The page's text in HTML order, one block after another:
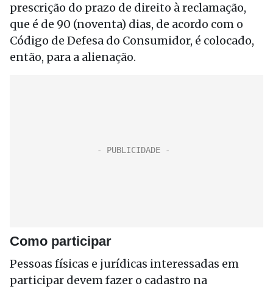
prescrição do prazo de direito à reclamação,
que é de 90 (noventa) dias, de acordo com o
Código de Defesa do Consumidor, é colocado,
então, para a alienação.
Como participar
Pessoas físicas e jurídicas interessadas em
participar devem fazer o cadastro na